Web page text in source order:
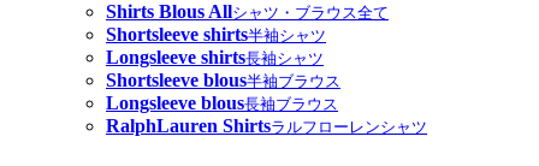
Shirts Blous Allシャツ・ブラウス全て
Shortsleeve shirts半袖シャツ
Longsleeve shirts長袖シャツ
Shortsleeve blous半袖ブラウス
Longsleeve blous長袖ブラウス
RalphLauren Shirtsラルフローレンシャツ